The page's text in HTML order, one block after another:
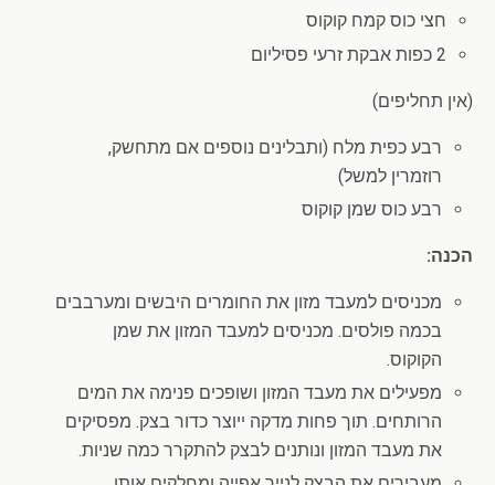
חצי כוס קמח קוקוס
2 כפות אבקת זרעי פסיליום
(אין תחליפים)
רבע כפית מלח (ותבלינים נוספים אם מתחשק,
רוזמרין למשל)
רבע כוס שמן קוקוס
הכנה:
מכניסים למעבד מזון את החומרים היבשים ומערבבים
בכמה פולסים. מכניסים למעבד המזון את שמן
הקוקוס.
מפעילים את מעבד המזון ושופכים פנימה את המים
הרותחים. תוך פחות מדקה ייוצר כדור בצק. מפסיקים
את מעבד המזון ונותנים לבצק להתקרר כמה שניות.